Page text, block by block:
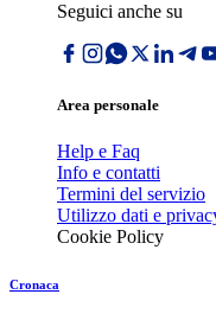
Seguici anche su
Area personale
Help e Faq
Info e contatti
Termini del servizio
Utilizzo dati e
Cookie Policy
Cronaca